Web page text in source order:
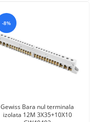
-8%
Gewiss Bara nul terminala
izolata 12M 3X35+10X10